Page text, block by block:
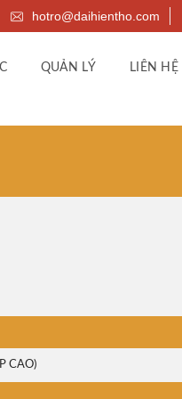
hotro@daihientho.com
QUẢN LÝ LIÊN HỆ
CAO)